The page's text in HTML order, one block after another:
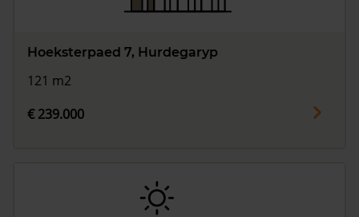
Hoeksterpaed 7, Hurdegaryp
121 m2
€ 239.000